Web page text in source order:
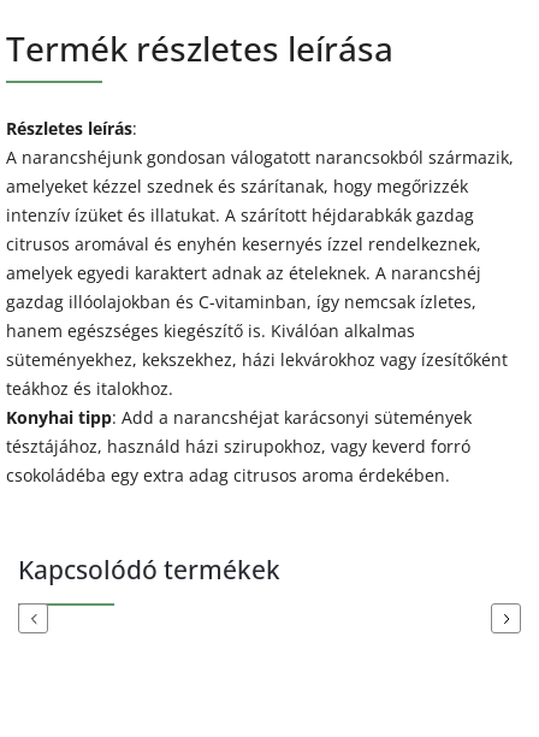
Termék részletes leírása
Részletes leírás:
A narancshéjunk gondosan válogatott narancsokból származik,
amelyeket kézzel szednek és szárítanak, hogy megőrizzék
intenzív ízüket és illatukat. A szárított héjdarabkák gazdag
citrusos aromával és enyhén kesernyés ízzel rendelkeznek,
amelyek egyedi karaktert adnak az ételeknek. A narancshéj
gazdag illóolajokban és C-vitaminban, így nemcsak ízletes,
hanem egészséges kiegészítő is. Kiválóan alkalmas
süteményekhez, kekszekhez, házi lekvárokhoz vagy ízesítőként
teákhoz és italokhoz.
Konyhai tipp: Add a narancshéjat karácsonyi sütemények
tésztájához, használd házi szirupokhoz, vagy keverd forró
csokoládéba egy extra adag citrusos aroma érdekében.
Kapcsolódó termékek
Previous Next